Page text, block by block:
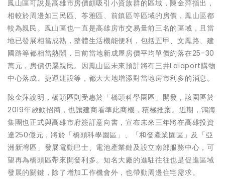
鳳山區可說是高雄市房價頗吸引小資族群的區域，陳金萍指出，
相較於周邊如三民區、苓雅區、前鎮區等區域的房價，鳳山區都
較為親民。鳳山區也一直是高雄房市交易量前三名的區域，且當
地已發展相當成熟，整體生活機能便利，包括五甲、文鳳路、建
國路等都相當熱鬧，目前當地新成屋房價平均單價約落在25-30
萬元，房價仍屬親民。因鳳山區未來預計將有三井Lalaport購物
中心落成、捷運建設等，都大大地增添對當地房市利多的消息。
陳金萍說明，橋頭區則受惠於「橋頭科學園區」開發，該園區於
2019年啟動招商，也讓建商看準此商機，積極推案。近期，鴻海
集團也正式與高雄市府簽訂意向書，宣布未來三年將在高雄投資
達250億元，將於「橋頭科學園區」、「和發產業園區」及「亞
洲新灣區」發展電動巴士、電池產業鏈及設立南部服務中心，可
望再為橋頭區帶來開發利多。知名大廠的進駐往往也是促進區域
發展的關鍵，除了增加工作機會外，也帶動周邊住宅需求。